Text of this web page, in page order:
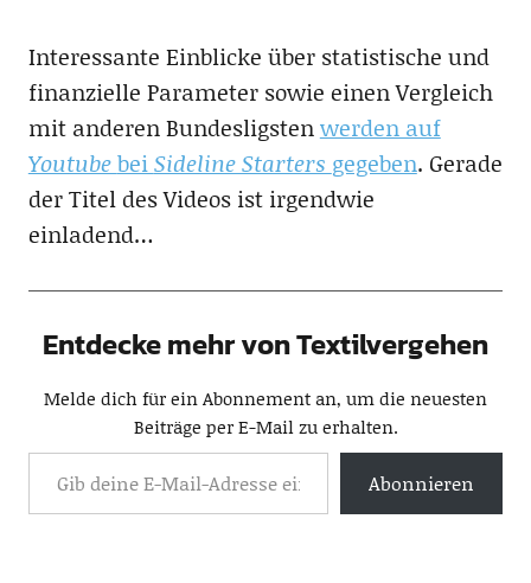
Interessante Einblicke über statistische und
finanzielle Parameter sowie einen Vergleich
mit anderen Bundesligstenwerden auf
YoutubebeiSideline Starters gegeben. Gerade
der Titel des Videos ist irgendwie
einladend…
Entdecke mehr von Textilvergehen
Melde dich für ein Abonnement an, um die neuesten
Beiträge per E-Mail zu erhalten.
Abonnieren